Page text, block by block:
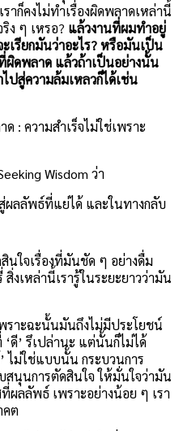
าก็คงไม่ทำเรื่องผิดพลาดเหล่านี้
ง ๆ เหรอ? แล้วงานที่ผมทำอยู่
เรียกมันว่าอะไร? หรือมันเป็น
ผิดพลาด แล้วถ้าเป็นอย่างนั้น
ปสู่ความล้มเหลวก็ได้เช่น
Wisdom ว่า
ผลลัพธ์ที่แย่ได้ และในทางกลับ
นใจเรื่องที่มันชัด ๆ อย่างดื่ม
งเหล่านี้เรารู้ในระยะยาวว่ามัน
ราะฉะนั้นมันถึงไม่มีประโยชน์
ดี’ รึเปล่านะ แต่นั้นก็ไม่ได้
ไม่ใช่แบบนั้น กระบวนการ
นุนการตัดสินใจ ให้มั่นใจว่ามัน
ผลลัพธ์ เพราะอย่างน้อย ๆ เรา
คต